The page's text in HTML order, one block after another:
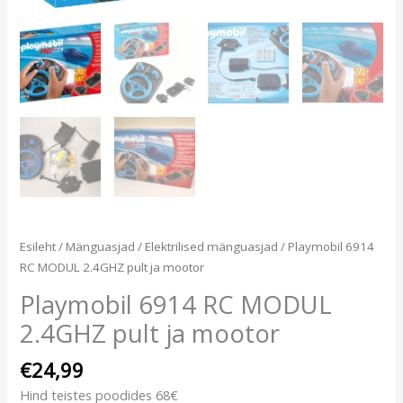
Esileht/ Mänguasjad / Elektrilised mänguasjad / Playmobil 6914
RC MODUL 2.4GHZ pult ja mootor
Playmobil 6914 RC MODUL
2.4GHZ pult ja mootor
€24,99
Hind teistes poodides 68€